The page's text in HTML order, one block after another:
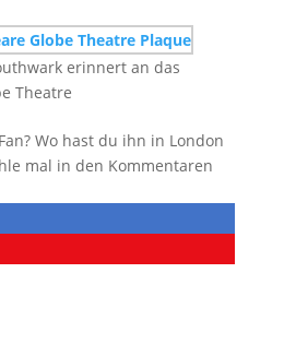
erinnert an das
Theatre
Wo hast du ihn in London
mal in den Kommentaren